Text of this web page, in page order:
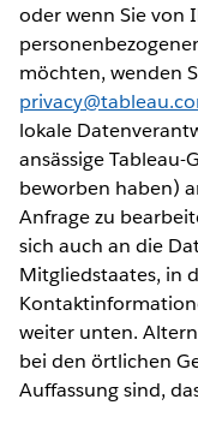
oder wenn Sie von
möchten, wenden
lokale
ansässige Tableau-
beworben haben)
Anfrage zu
sich auch an die
Mitgliedstaates, in
weiter unten.
bei den örtlichen
Auffassung sind,